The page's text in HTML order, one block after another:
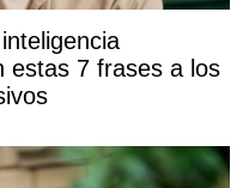
estas 7 frases a los